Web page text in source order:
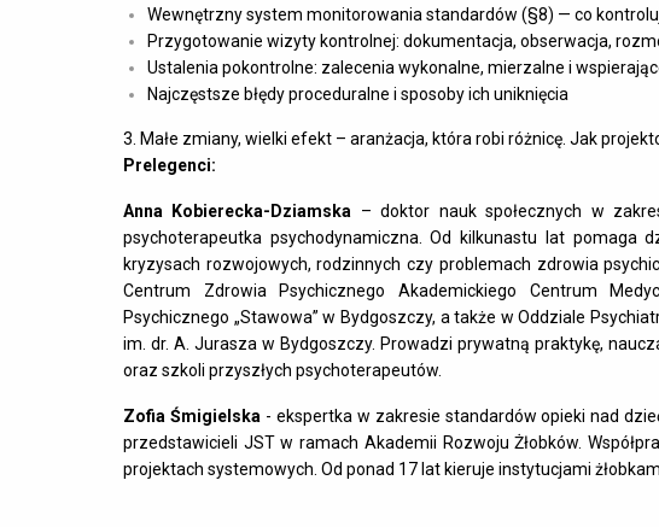
Wewnętrzny system monitorowania standardów (§8) — co
Przygotowanie wizyty kontrolnej: dokumentacja, obserwacja,
Ustalenia pokontrolne: zalecenia wykonalne, mierzalne i
Najczęstsze błędy proceduralne i sposoby ich uniknięcia
3. Małe zmiany, wielki efekt – aranżacja, która robi różnicę. Jak
Prelegenci:
Anna Kobierecka-Dziamska – doktor nauk społecznych w
psychoterapeutka psychodynamiczna. Od kilkunastu lat pomaga
kryzysach rozwojowych, rodzinnych czy problemach zdrowia
Centrum Zdrowia Psychicznego Akademickiego Centrum
Psychicznego „Stawowa” w Bydgoszczy, a także w Oddziale
im. dr. A. Jurasza w Bydgoszczy. Prowadzi prywatną praktykę,
oraz szkoli przyszłych psychoterapeutów.
Zofia Śmigielska - ekspertka w zakresie standardów opieki nad
przedstawicieli JST w ramach Akademii Rozwoju Żłobków.
projektach systemowych. Od ponad 17 lat kieruje instytucjami